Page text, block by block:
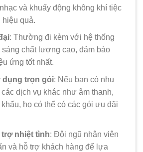
và khuấy động không khí tiệc
quả.
: Thường đi kèm với hệ thống
sáng chất lượng cao, đảm bảo
ứng tốt nhất.
dụng trọn gói: Nếu bạn có nhu
dịch vụ khác như âm thanh,
họ có thể có các gói ưu đãi
nhiệt tình: Đội ngũ nhân viên
và hỗ trợ khách hàng để lựa